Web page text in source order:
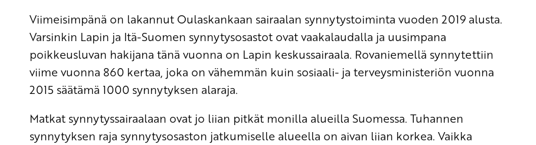
Viimeisimpänä on lakannut Oulaskankaan sairaalan synnytystoiminta vuoden 2019 alusta.
Varsinkin Lapin ja Itä-Suomen synnytysosastot ovat vaakalaudalla ja uusimpana
poikkeusluvan hakijana tänä vuonna on Lapin keskussairaala. Rovaniemellä synnytettiin
viime vuonna 860 kertaa, joka on vähemmän kuin sosiaali- ja terveysministeriön vuonna
2015 säätämä 1000 synnytyksen alaraja.
Matkat synnytyssairaalaan ovat jo liian pitkät monilla alueilla Suomessa. Tuhannen
synnytyksen raja synnytysosaston jatkumiselle alueella on aivan liian korkea. Vaikka